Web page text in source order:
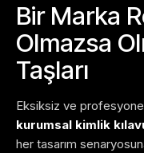
Bir Marka
Olmazsa
Taşları
Eksiksiz ve
kurumsal kimlik
her tasarım